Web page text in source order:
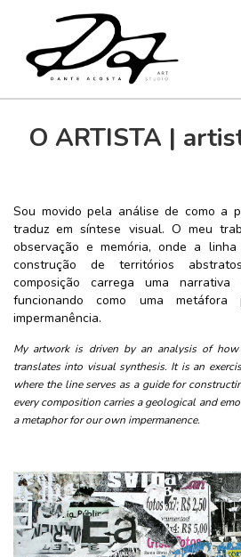
O ARTISTA |
Sou movido pela análise de como a
traduz em síntese visual. O meu
observação e memória, onde a
construção de territórios
composição carrega uma narrativa
funcionando como uma
impermanência.
My artwork is driven by an analysis of
translates into visual synthesis. It is an
where the line serves as a guide for
every composition carries a geological and
a metaphor for our own impermanence.